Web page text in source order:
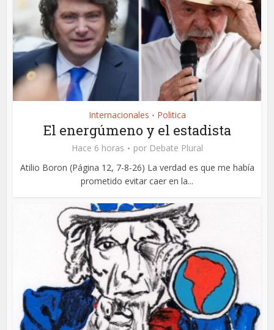
Internacionales • Politica
El energúmeno y el estadista
Hace 6 horas por Debate Plural
Atilio Boron (Página 12, 7-8-26) La verdad es que me había
prometido evitar caer en la...